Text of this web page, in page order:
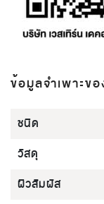
ข้อมูลจำเพาะข
ชนิด
วัสดุ
ผิวสัมผัส